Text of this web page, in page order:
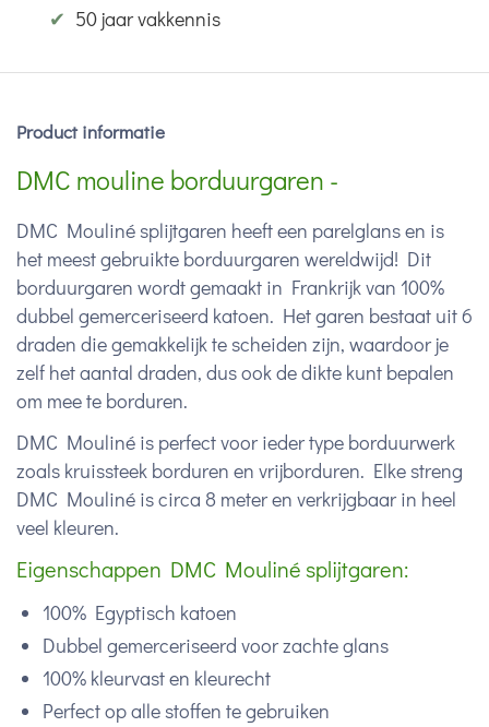
✔ 50 jaar vakkennis
Product informatie
DMC mouline borduurgaren -
DMC Mouliné splijtgaren heeft een parelglans en is
het meest gebruikte borduurgaren wereldwijd! Dit
borduurgaren wordt gemaakt in Frankrijk van 100%
dubbel gemerceriseerd katoen. Het garen bestaat uit 6
draden die gemakkelijk te scheiden zijn, waardoor je
zelf het aantal draden, dus ook de dikte kunt bepalen
om mee te borduren.
DMC Mouliné is perfect voor ieder type borduurwerk
zoals kruissteek borduren en vrijborduren. Elke streng
DMC Mouliné is circa 8 meter en verkrijgbaar in heel
veel kleuren.
Eigenschappen DMC Mouliné splijtgaren:
100% Egyptisch katoen
Dubbel gemerceriseerd voor zachte glans
100% kleurvast en kleurecht
Perfect op alle stoffen te gebruiken